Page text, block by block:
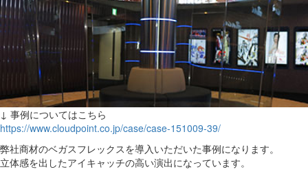
↓ 事例についてはこちら
https://www.cloudpoint.co.jp/case/case-151009-39/
弊社商材のベガスフレックスを導入いただいた事例になります。
立体感を出したアイキャッチの高い演出になっています。